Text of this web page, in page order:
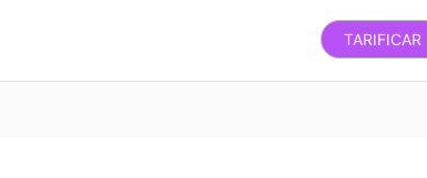
TARIFICAR